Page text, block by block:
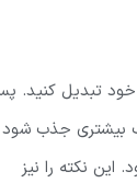
خود تبدیل کنید.
بیشتری جذب
این نکته را نیز